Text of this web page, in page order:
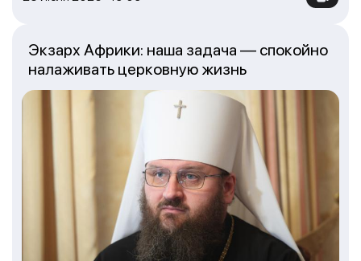
Экзарх Африки: наша задача — спокойно
налаживать церковную жизнь